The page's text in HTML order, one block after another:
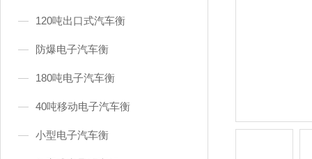
120吨出口式汽车衡
防爆电子汽车衡
180吨电子汽车衡
40吨移动电子汽车衡
小型电子汽车衡